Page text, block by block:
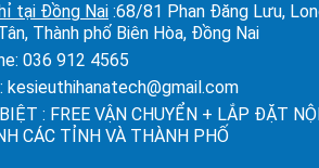
tại Đồng Nai :68/81 Phan Đăng Lưu,
Thành phố Biên Hòa, Đồng Nai
036 912 4565
kesieuthihanatech@gmail.com
: FREE VẬN CHUYỂN + LẮP ĐẶT
CÁC TỈNH VÀ THÀNH PHỐ